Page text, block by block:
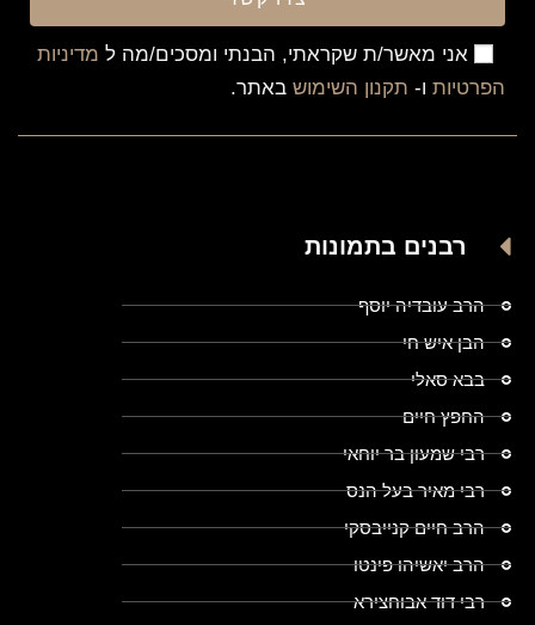
אני מאשר/ת שקראתי, הבנתי ומסכים/מה ל מדיניות
הפרטיות ו- תקנון השימוש באתר.
רבנים בתמונות
הרב עובדיה יוסף
הבן איש חי
בבא סאלי
החפץ חיים
רבי שמעון בר יוחאי
רבי מאיר בעל הנס
הרב חיים קנייבסקי
הרב יאשיהו פינטו
רבי דוד אבוחצירא